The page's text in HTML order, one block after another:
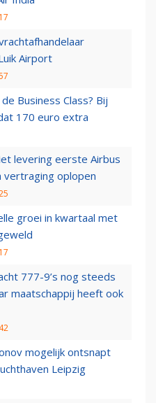
Airport
Business Class? Bij
170 euro extra
levering eerste Airbus
vertraging oplopen
groei in kwartaal met
777-9’s nog steeds
maatschappij heeft ook
mogelijk ontsnapt
Leipzig